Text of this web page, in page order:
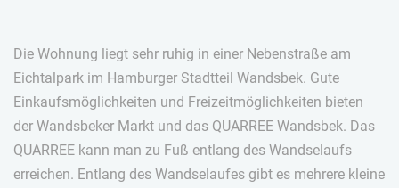
Die Wohnung liegt sehr ruhig in einer Nebenstraße am
Eichtalpark im Hamburger Stadtteil Wandsbek. Gute
Einkaufsmöglichkeiten und Freizeitmöglichkeiten bieten
der Wandsbeker Markt und das QUARREE Wandsbek. Das
QUARREE kann man zu Fuß entlang des Wandselaufs
erreichen. Entlang des Wandselaufes gibt es mehrere kleine